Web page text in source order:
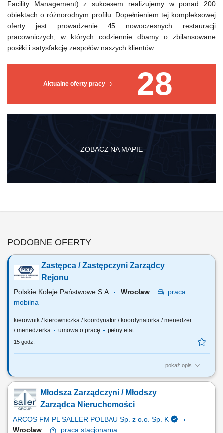
Aktualne oferty pracy 28
ZOBACZ NA MAPIE
Facility Management) z sukcesem realizujemy w ponad 200
obiektach o różnorodnym profilu. Dopełnieniem tej kompleksowej
oferty jest prowadzenie 45 nowoczesnych restauracji
pracowniczych, w których codziennie dbamy o zbilansowane
posiłki i satysfakcję zespołów naszych klientów.
PODOBNE OFERTY
Zastępca / Zastępczyni Zarządcy
Rejonu
Polskie Koleje Państwowe S.A. Wrocław
praca
mobilna
kierownik / kierowniczka / koordynator / koordynatorka / menedżer
/ menedżerka
umowa o pracę pełny etat
15 godz.
pokaż opis
Na tym stanowisku odpowiedzialny będziesz za: Inicjowanie działań w
wniosków dla zapewnienia efektywnego zagospodarowania
nieruchomości i powierzchni w podległych nieruchomościach;
Sprawowanie nadzoru nad realizacją umów oraz...
Młodsza Zarządczyni / Młodszy
Zarządca Nieruchomości
ARCOS FM PL SALLER POLBAU Sp. z o.o. Sp. K
Wrocław
praca stacjonarna